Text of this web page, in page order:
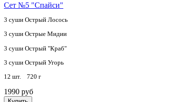
Сет №5 "Спайси"
3 суши Острый Лосось
3 суши Острые Мидии
3 суши Острый "Краб"
3 суши Острый Угорь
12 шт. 720 г
1990 руб